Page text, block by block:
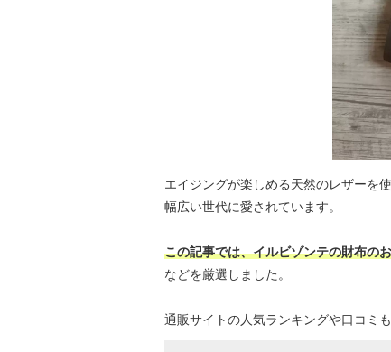
エイジングが楽しめる天然のレザーを
幅広い世代に愛されています。
この記事では、イルビゾンテの財布の
などを厳選しました。
通販サイトの人気ランキングや口コミ